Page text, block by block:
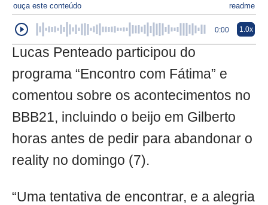
ouça este conteúdo readme
0:00 1.0x
Lucas Penteado participou do
programa “Encontro com Fátima” e
comentou sobre os acontecimentos no
BBB21, incluindo o beijo em Gilberto
horas antes de pedir para abandonar o
reality no domingo (7).
“Uma tentativa de encontrar, e a alegria